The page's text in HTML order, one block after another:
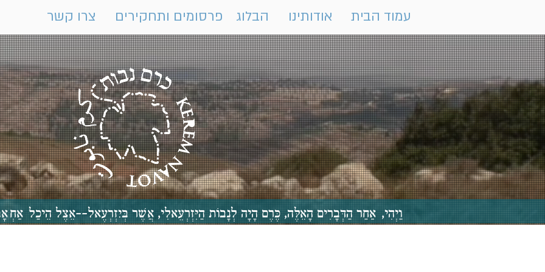
צרו קשר פרסומים ותחקירים הבלוג אודותינו עמוד הבית
וַיְהִי, אַחַר הַדְּבָרִים הָאֵלֶּה, כֶּרֶם הָיָה לְנָבוֹת הַיִּזְרְעֵאלִי, אֲשֶׁר בְּיִזְרְעֶאל--אֵצֶל